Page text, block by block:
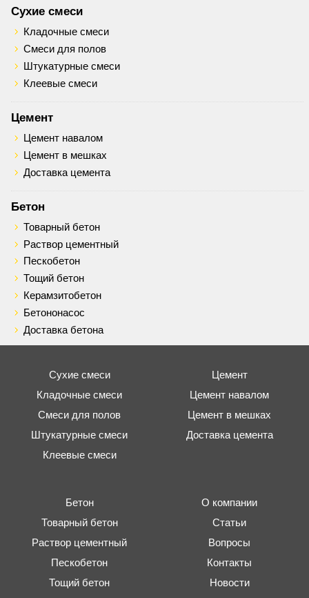
Сухие смеси
Кладочные смеси
Смеси для полов
Штукатурные смеси
Клеевые смеси
Цемент
Цемент навалом
Цемент в мешках
Доставка цемента
Бетон
Товарный бетон
Раствор цементный
Пескобетон
Тощий бетон
Керамзитобетон
Бетононасос
Доставка бетона
Сухие смеси
Кладочные смеси
Смеси для полов
Штукатурные смеси
Клеевые смеси
Цемент
Цемент навалом
Цемент в мешках
Доставка цемента
Бетон
Товарный бетон
Раствор цементный
Пескобетон
Тощий бетон
О компании
Статьи
Вопросы
Контакты
Новости